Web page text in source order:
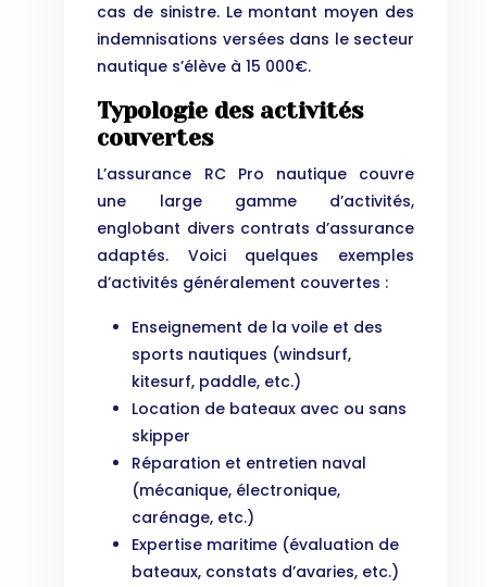
cas de sinistre. Le montant moyen des
indemnisations versées dans le secteur
nautique s’élève à 15 000€.
Typologie des activités
couvertes
L’assurance RC Pro nautique couvre
une large gamme d’activités,
englobant divers contrats d’assurance
adaptés. Voici quelques exemples
d’activités généralement couvertes :
Enseignement de la voile et des
sports nautiques (windsurf,
kitesurf, paddle, etc.)
Location de bateaux avec ou sans
skipper
Réparation et entretien naval
(mécanique, électronique,
carénage, etc.)
Expertise maritime (évaluation de
bateaux, constats d’avaries, etc.)